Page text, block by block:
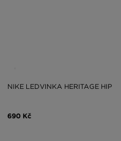
NIKE LEDVINKA HERITAGE HIP
690 Kč